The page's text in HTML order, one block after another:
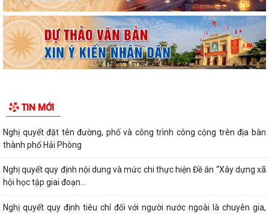
TIN MỚI
Nghị quyết đặt tên đường, phố và công trình công cộng trên địa bàn
thành phố Hải Phòng
Nghị quyết quy định nội dung và mức chi thực hiện Đề án “Xây dựng xã
hội học tập giai đoạn...
Nghị quyết quy định tiêu chí đối với người nước ngoài là chuyên gia,